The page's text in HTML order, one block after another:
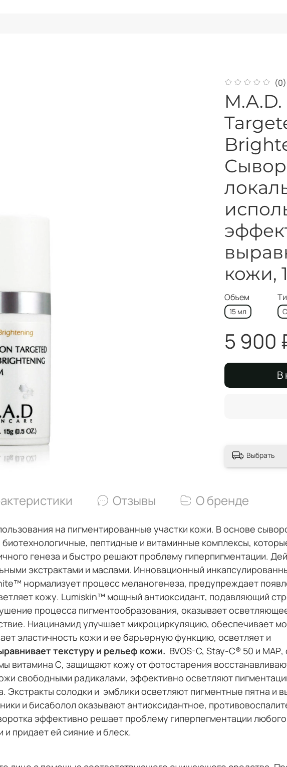
(0)
кожи,
Объем
15 мл
5 900
В
Выбрать
Отзывы О бренде
на пигментированные участки кожи. В основе
пептидные и витаминные комплексы,
генеза и быстро решают проблему гиперпигментации.
экстрактами и маслами. Инновационный
нормализует процесс меланогенеза, предупреждает
кожу. Lumiskin™ мощный антиоксидант, подавляющий
процесса пигментообразования, оказывает
Ниацинамид улучшает микроциркуляцию, обеспечивает
эластичность кожи и ее барьерную функцию, осветляет и
текстуру и рельеф кожи. BVOS-C, Stay-C® 50 и МАР,
витамина С, защищают кожу от фотостарения
свободными радикалами, эффективно осветляют
Экстракты солодки и эмблики осветляют пигментные пятна и
и бисаболол оказывают антиоксидантное,
эффективно решает проблему гиперпегментации любого
придает ей сияние и блеск.